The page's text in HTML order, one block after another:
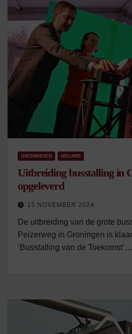
GRONINGEN NIEUWS
Uitbreiding busstalling in
opgeleverd
15 NOVEMBER 2024
De uitbreiding van de grote
Peizerweg in Groningen is
‘Busstalling van de Toekomst’…